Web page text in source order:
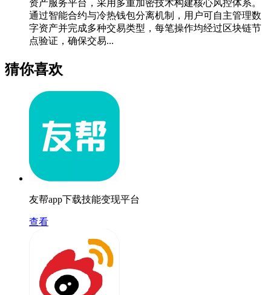
资产服务平台，采用多重加密技术构建核心风控体系。
通过智能合约与冷热钱包分离机制，用户可自主管理数
字资产并完成多种交易类型，每笔操作均经过区块链节
点验证，确保交易...
猜你喜欢
友帮app下载技能变现平台
查看